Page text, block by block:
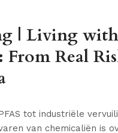
| Living with
From Real
tot industriële
van chemicaliën is